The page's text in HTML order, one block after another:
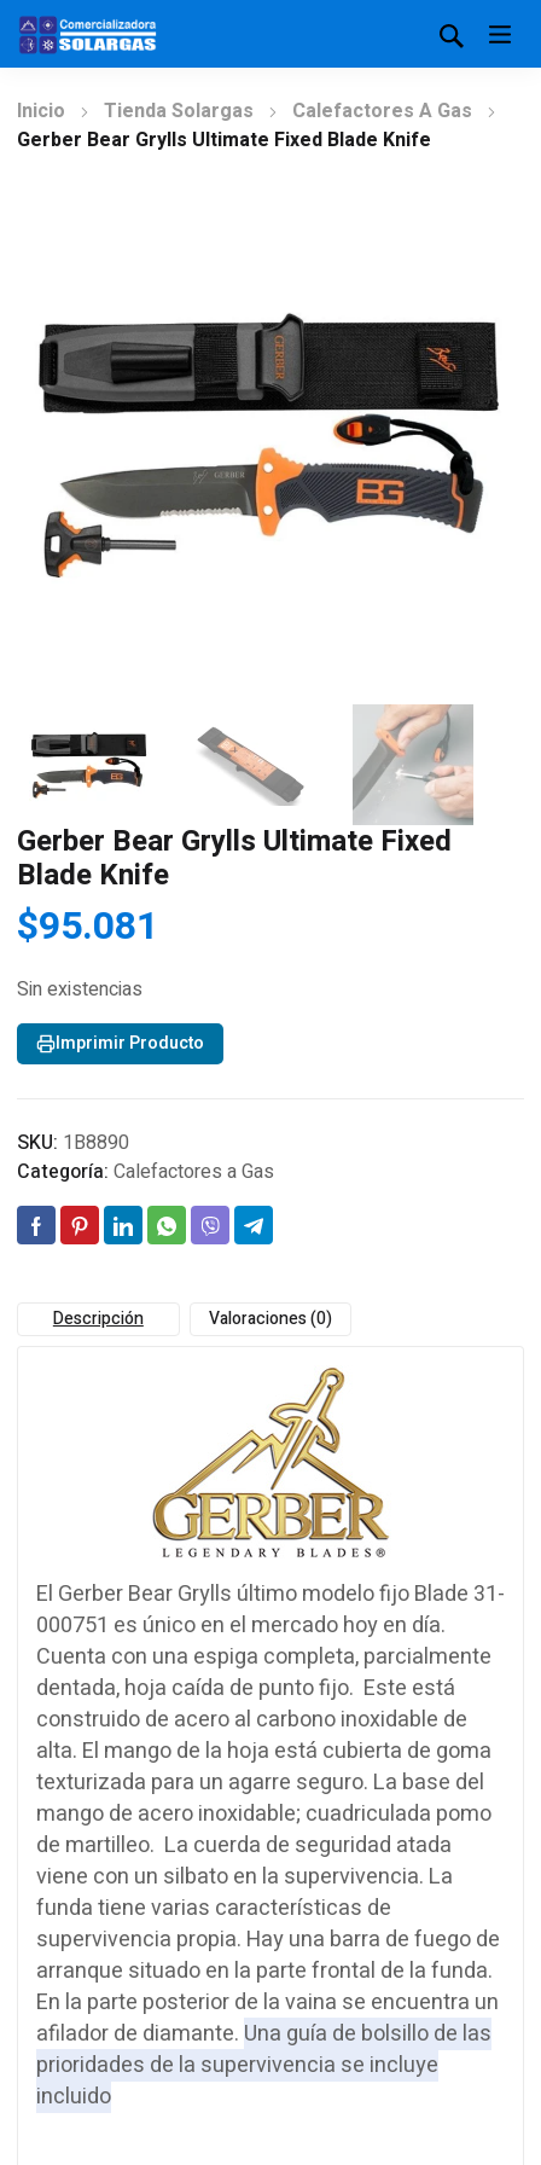
Inicio Tienda Solargas
Calefactores A Gas
Gerber Bear Grylls Ultimate Fixed Blade Knife
Gerber Bear Grylls Ultimate Fixed
Blade Knife
$95.081
Sin existencias
Imprimir Producto
SKU: 1B8890
Categoría: Calefactores a Gas
Descripción Valoraciones (0)
El Gerber Bear Grylls último modelo fijo Blade 31-
000751 es único en el mercado hoy en día.
Cuenta con una espiga completa, parcialmente
dentada, hoja caída de punto fijo. Este está
construido de acero al carbono inoxidable de
alta. El mango de la hoja está cubierta de goma
texturizada para un agarre seguro. La base del
mango de acero inoxidable; cuadriculada pomo
de martilleo. La cuerda de seguridad atada
viene con un silbato en la supervivencia. La
funda tiene varias características de
supervivencia propia. Hay una barra de fuego de
arranque situado en la parte frontal de la funda.
En la parte posterior de la vaina se encuentra un
afilador de diamante. Una guía de bolsillo de las
prioridades de la supervivencia se incluye
incluido